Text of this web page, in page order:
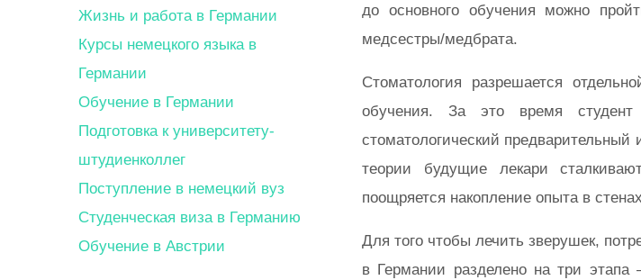
Жизнь и работа в Германии
Курсы немецкого языка в
Германии
Обучение в Германии
Подготовка к университету-
штудиенколлег
Поступление в немецкий вуз
Студенческая виза в Германию
Обучение в Австрии
до основного обучения можно
медсестры/медбрата.
Стоматология разрешается
обучения. За это время студент
стоматологический предварительный
теории будущие лекари
поощряется накопление опыта в
Для того чтобы лечить зверушек,
в Германии разделено на три этапа